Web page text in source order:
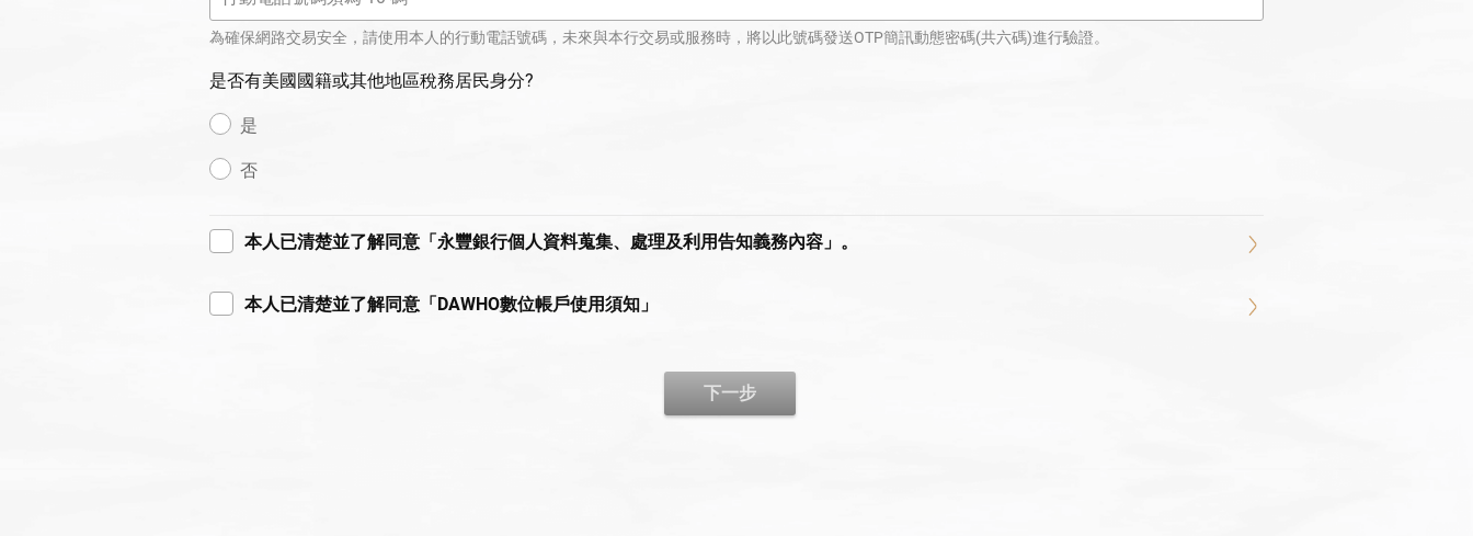
為確保網路交易安全，請使用本人的行動電話號碼，未來與本行交易或服務時，將以此號碼發送OTP簡訊動態密碼(共六碼)進行驗證。
是否有美國國籍或其他地區稅務居民身分?
是
否
本人已清楚並了解同意「永豐銀行個人資料蒐集、處理及利用告知義務內容」。
本人已清楚並了解同意「DAWHO數位帳戶使用須知」
下一步